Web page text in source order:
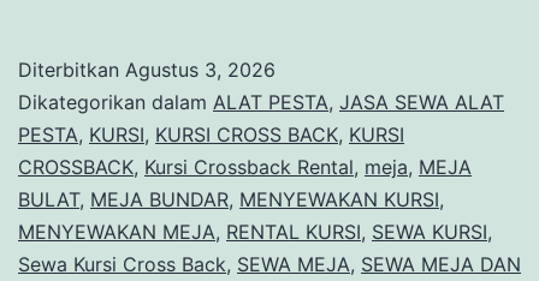
dan
MEJA
Bundar
Jakarta
Selatan
Diterbitkan Agustus 3, 2026
Dikategorikan dalam ALAT PESTA, JASA SEWA ALAT
PESTA, KURSI, KURSI CROSS BACK, KURSI
CROSSBACK, Kursi Crossback Rental, meja, MEJA
BULAT, MEJA BUNDAR, MENYEWAKAN KURSI,
MENYEWAKAN MEJA, RENTAL KURSI, SEWA KURSI,
Sewa Kursi Cross Back, SEWA MEJA, SEWA MEJA DAN